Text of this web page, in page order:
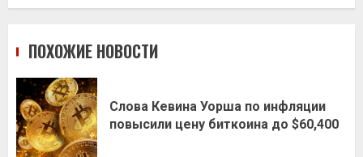
ПОХОЖИЕ НОВОСТИ
Слова Кевина Уорша по инфляции
повысили цену биткоина до $60,400